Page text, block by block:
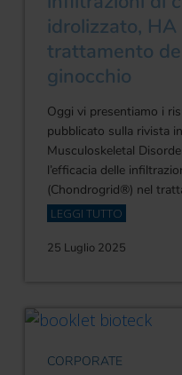
idrolizzato, HA
trattamento
ginocchio
Oggi vi presentiamo i
pubblicato sulla rivista
Musculoskeletal
l’efficacia delle
(Chondrogrid®) nel
LEGGI TUTTO
25 Luglio 2025
CORPORATE